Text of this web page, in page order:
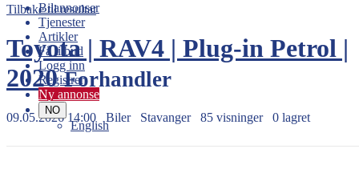
Bilannonser
Tjenester
Artikler
Få tilbud
Logg inn
Registrer
Ny annonse
NO
English
Tilbake til resultat
Toyota | RAV4 | Plug-in Petrol |
2020Forhandler
09.05.2026 14:00 Biler Stavanger 85 visninger 0 lagret